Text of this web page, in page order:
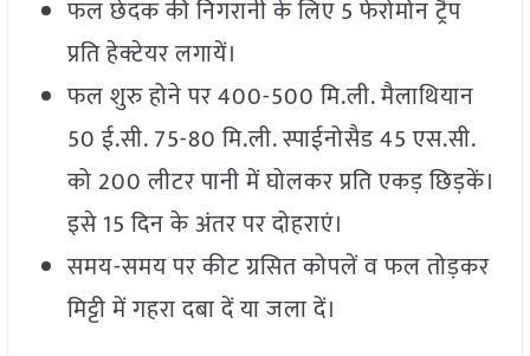
फल छेदक की निगरानी के लिए 5 फेरोमोन ट्रैप
प्रति हेक्टेयर लगायें।
फल शुरु होने पर 400-500 मि.ली. मैलाथियान
50 ई.सी. 75-80 मि.ली. स्पाईनोसैड 45 एस.सी.
को 200 लीटर पानी में घोलकर प्रति एकड़ छिड़कें।
इसे 15 दिन के अंतर पर दोहराएं।
समय-समय पर कीट ग्रसित कोपलें व फल तोड़कर
मिट्टी में गहरा दबा दें या जला दें।